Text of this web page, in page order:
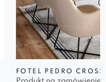
FOTEL PEDRO CROSS